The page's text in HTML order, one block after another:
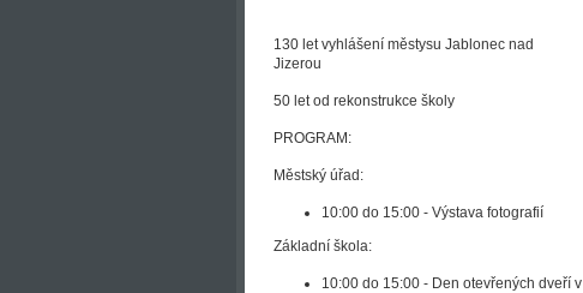
130 let vyhlášení městysu Jablonec nad
Jizerou
50 let od rekonstrukce školy
PROGRAM:
Městský úřad:
10:00 do 15:00 - Výstava fotografií
Základní škola:
10:00 do 15:00 - Den otevřených dveří v